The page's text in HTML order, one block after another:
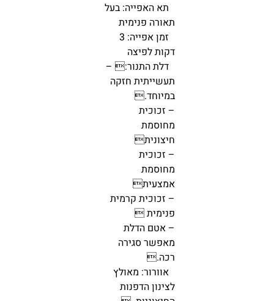
תא האפייה: בעל
תאורה פנימית
זמן אפייה: 3
דקות לפיצה
דלת התנור: –
תעשייתית חזקה
במיוחד.
– זכוכית
מחוסמת
חיצונית
– זכוכית
מחוסמת
אמצעית
– זכוכית קרמית
פנימית 
– אטם הדלת
מאפשר סגירה
רכה.
אוורור: מאולץ
לצינון הדפנות